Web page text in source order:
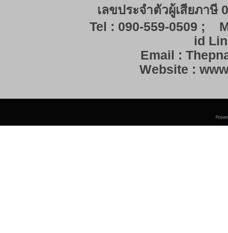
เลขประจำตัวผู้เสียภาษี
Tel : 090-559-0509 ;
id
Email :
Website :